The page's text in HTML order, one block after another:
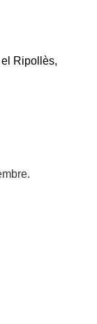
Ripollès,